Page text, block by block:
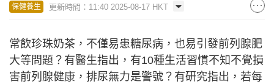
保健養生 更新時間：11:40 2025-08-17 HKT
常飲珍珠奶茶，不僅易患糖尿病，也易引發前列腺肥
大等問題？有醫生指出，有10種生活習慣不知不覺損
害前列腺健康，排尿無力是警號？有研究指出，若每